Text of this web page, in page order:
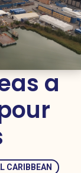
a
CARIBBEAN